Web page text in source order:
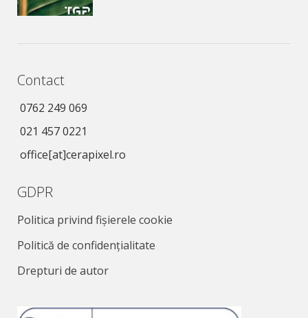
Contact
0762 249 069
021 457 0221
office[at]cerapixel.ro
GDPR
Politica privind fișierele cookie
Politică de confidențialitate
Drepturi de autor